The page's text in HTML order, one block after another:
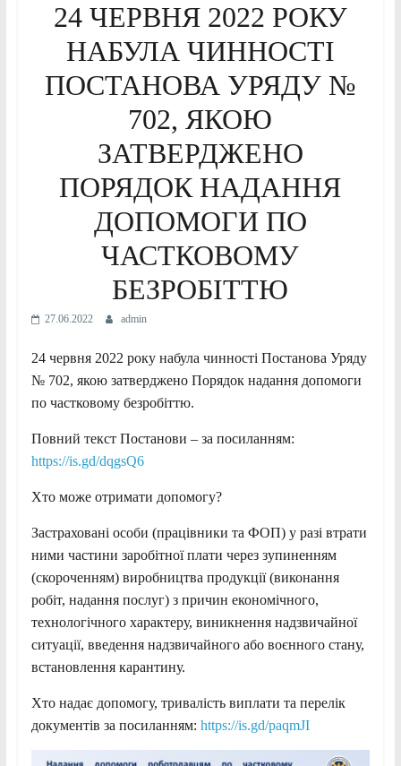
24 ЧЕРВНЯ 2022 РОКУ
НАБУЛА ЧИННОСТІ
ПОСТАНОВА УРЯДУ №
702, ЯКОЮ
ЗАТВЕРДЖЕНО
ПОРЯДОК НАДАННЯ
ДОПОМОГИ ПО
ЧАСТКОВОМУ
БЕЗРОБІТТЮ
27.06.2022 admin
24 червня 2022 року набула чинності Постанова Уряду
№ 702, якою затверджено Порядок надання допомоги
по частковому безробіттю.
Повний текст Постанови – за посиланням:
https://is.gd/dqgsQ6
Хто може отримати допомогу?
Застраховані особи (працівники та ФОП) у разі втрати
ними частини заробітної плати через зупиненням
(скороченням) виробництва продукції (виконання
робіт, надання послуг) з причин економічного,
технологічного характеру, виникнення надзвичайної
ситуації, введення надзвичайного або воєнного стану,
встановлення карантину.
Хто надає допомогу, тривалість виплати та перелік
документів за посиланням: https://is.gd/paqmJI